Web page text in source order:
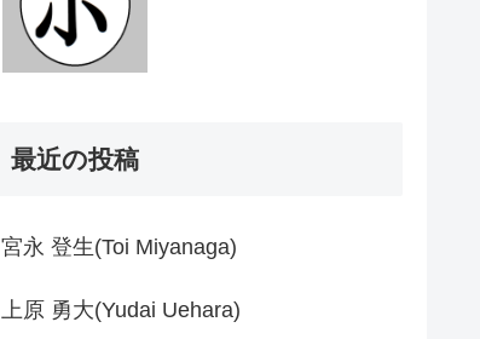
最近の投稿
宮永 登生(Toi Miyanaga)
上原 勇大(Yudai Uehara)